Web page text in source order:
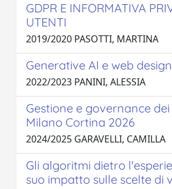
GDPR E INFORMATIVA
UTENTI
2019/2020 PASOTTI, MARTINA
Generative AI e web
2022/2023 PANINI, ALESSIA
Gestione e governance
Milano Cortina 2026
2024/2025 GARAVELLI, CAMILLA
Gli algoritmi dietro
suo impatto sulle scelte di